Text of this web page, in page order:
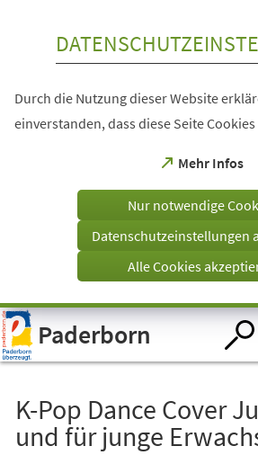
Visuelle
Assistenzsoftware
öffnen.
Durch die Nutzung dieser Website
einverstanden, dass diese Seite
Mehr Infos
(Öffnet
einem
Tab)
Nur notwendige
Datenschutzeinstellungen
Alle Cookies
Paderborn
K-Pop Dance Cover
und für junge